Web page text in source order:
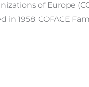
of Europe
in 1958, COFACE